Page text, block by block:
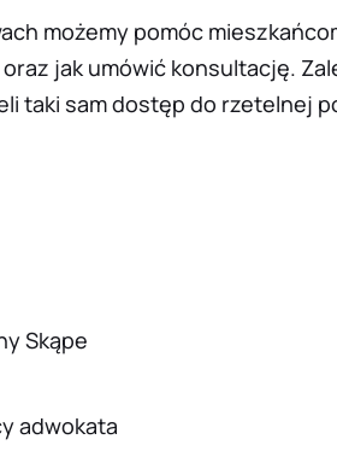
możemy pomóc
jak umówić konsultację.
taki sam dostęp do rzetelnej
Skąpe
adwokata